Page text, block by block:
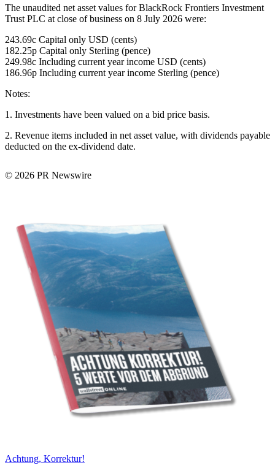
The unaudited net asset values for BlackRock Frontiers Investment
Trust PLC at close of business on 8 July 2026 were:
243.69c Capital only USD (cents)
182.25p Capital only Sterling (pence)
249.98c Including current year income USD (cents)
186.96p Including current year income Sterling (pence)
Notes:
1. Investments have been valued on a bid price basis.
2. Revenue items included in net asset value, with dividends payable
deducted on the ex-dividend date.
© 2026 PR Newswire
Achtung, Korrektur!